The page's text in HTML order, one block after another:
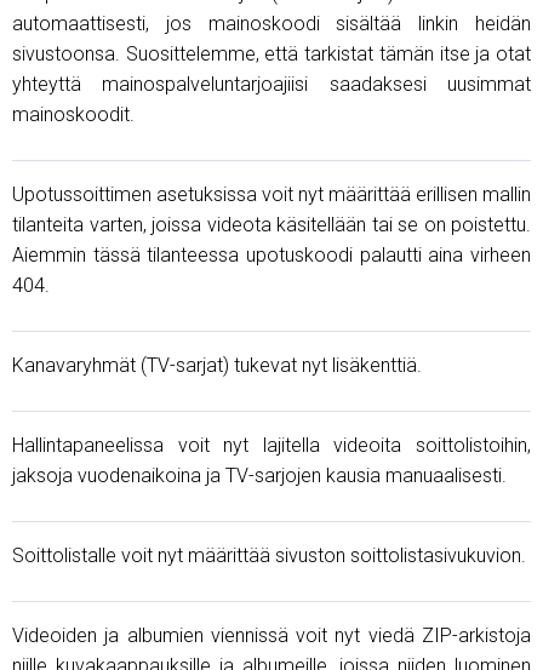
automaattisesti, jos mainoskoodi sisältää linkin heidän
sivustoonsa. Suosittelemme, että tarkistat tämän itse ja otat
yhteyttä mainospalveluntarjoajiisi saadaksesi uusimmat
mainoskoodit.
Upotussoittimen asetuksissa voit nyt määrittää erillisen mallin
tilanteita varten, joissa videota käsitellään tai se on poistettu.
Aiemmin tässä tilanteessa upotuskoodi palautti aina virheen
404.
Kanavaryhmät (TV-sarjat) tukevat nyt lisäkenttiä.
Hallintapaneelissa voit nyt lajitella videoita soittolistoihin,
jaksoja vuodenaikoina ja TV-sarjojen kausia manuaalisesti.
Soittolistalle voit nyt määrittää sivuston soittolistasivukuvion.
Videoiden ja albumien viennissä voit nyt viedä ZIP-arkistoja